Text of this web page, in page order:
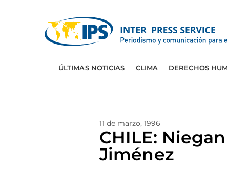
ÚLTIMAS NOTICIAS CLIMA DERECHOS
11 de marzo, 1996
CHILE:
Jiménez